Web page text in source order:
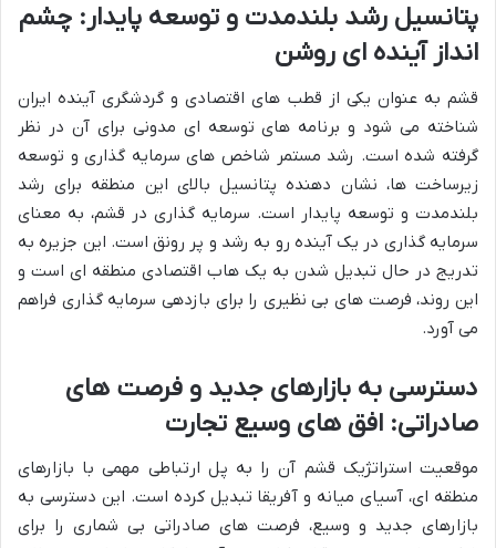
پتانسیل رشد بلندمدت و توسعه پایدار: چشم
انداز آینده ای روشن
قشم به عنوان یکی از قطب های اقتصادی و گردشگری آینده ایران
شناخته می شود و برنامه های توسعه ای مدونی برای آن در نظر
گرفته شده است. رشد مستمر شاخص های سرمایه گذاری و توسعه
زیرساخت ها، نشان دهنده پتانسیل بالای این منطقه برای رشد
بلندمدت و توسعه پایدار است. سرمایه گذاری در قشم، به معنای
سرمایه گذاری در یک آینده رو به رشد و پر رونق است. این جزیره به
تدریج در حال تبدیل شدن به یک هاب اقتصادی منطقه ای است و
این روند، فرصت های بی نظیری را برای بازدهی سرمایه گذاری فراهم
می آورد.
دسترسی به بازارهای جدید و فرصت های
صادراتی: افق های وسیع تجارت
موقعیت استراتژیک قشم آن را به پل ارتباطی مهمی با بازارهای
منطقه ای، آسیای میانه و آفریقا تبدیل کرده است. این دسترسی به
بازارهای جدید و وسیع، فرصت های صادراتی بی شماری را برای